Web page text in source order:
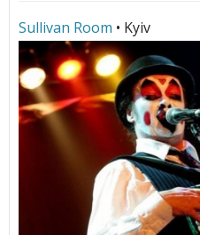
Sullivan Room • Kyiv